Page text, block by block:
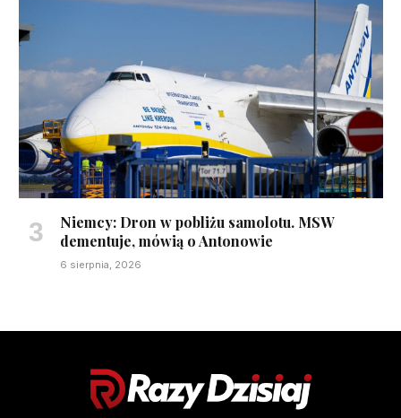
Niemcy: Dron w pobliżu samolotu. MSW
dementuje, mówią o Antonowie
6 sierpnia, 2026